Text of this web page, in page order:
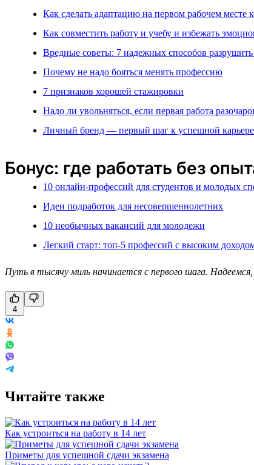
Как сделать адаптацию на первом рабочем месте
Как совместить работу и учебу и избежать
Вредные советы: 7 надежных способов разрушить
Почему не надо бояться менять профессию
7 признаков хорошей стажировки
Надо ли увольняться, если первая работа
Личный бренд — первый шаг к успешной карьере
Бонус: где работать без
10 онлайн-профессий для студентов и молодых
Идеи подработок для несовершеннолетних
10 необычных вакансий для молодежи
Легкий старт: топ-5 профессий с высоким
Путь в тысячу миль начинается с первого шага.
4
Читайте также
Как устроиться на работу в 14 лет
Приметы для успешной сдачи экзамена